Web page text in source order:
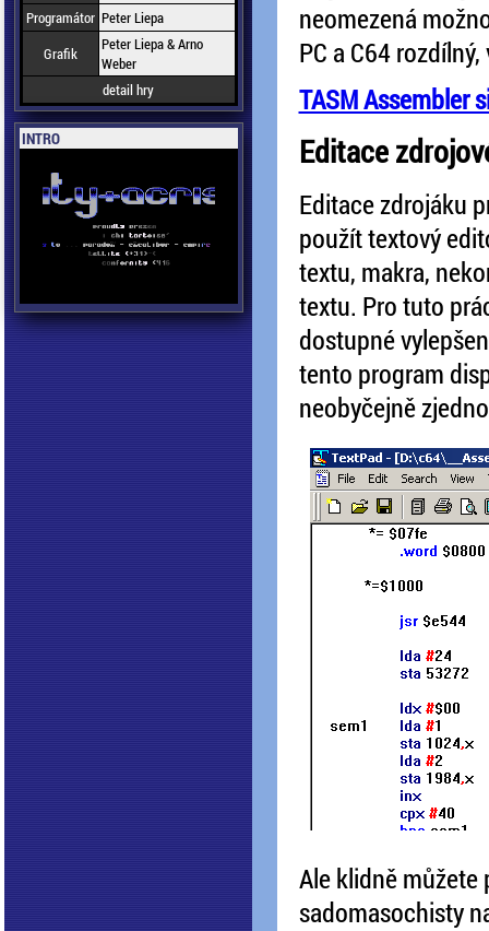
Programátor Peter Liepa
Grafik
Peter Liepa & Arno
Weber
detail hry
INTRO
neomezená
PC a C64
TASM Assembler
Editace
Editace zdrojáku
použít textový
textu, makra,
textu. Pro tuto
dostupné
tento program
neobyčejně
Ale klidně
sadomasochisty